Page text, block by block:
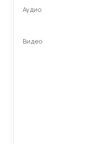
Аудио
Видео